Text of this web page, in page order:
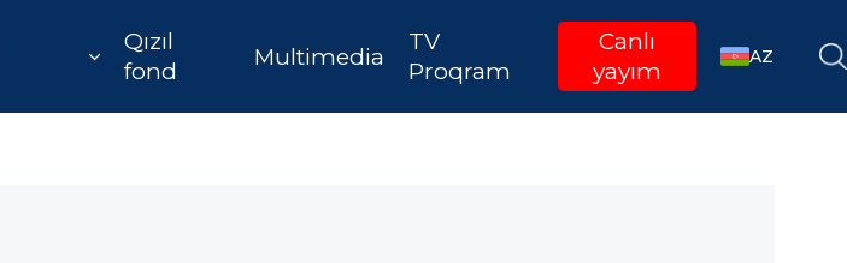
Qızıl
fond
Multimedia
TV
Proqram
Canlı
yayım
AZ